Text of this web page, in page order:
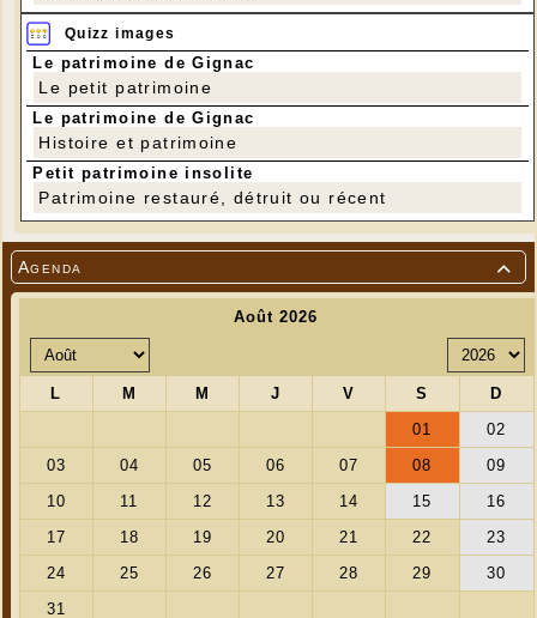

Agenda
Quizz images
Le patrimoine de Gignac
Le petit patrimoine
Le patrimoine de Gignac
Histoire et patrimoine
Petit patrimoine insolite
Patrimoine restauré, détruit ou récent